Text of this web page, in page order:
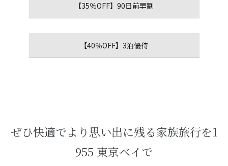
【35％OFF】90日前早割
【40％OFF】3泊優待
ぜひ快適でより思い出に残る家族旅行を1
955 東京ベイで